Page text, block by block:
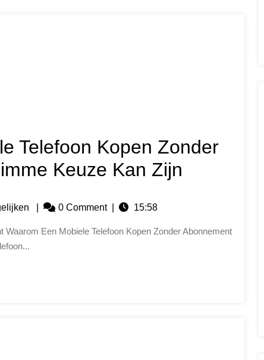
Telefoon Kopen Zonder
Keuze Kan Zijn
0 Comment 15:58